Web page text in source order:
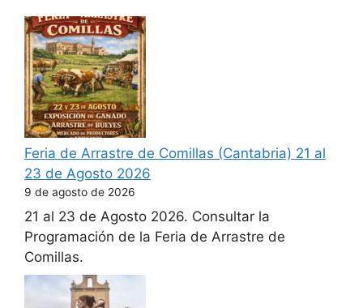
Feria de Arrastre de Comillas (Cantabria) 21 al
23 de Agosto 2026
9 de agosto de 2026
21 al 23 de Agosto 2026. Consultar la
Programación de la Feria de Arrastre de
Comillas.